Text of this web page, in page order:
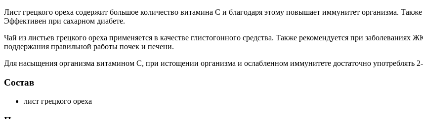
Лист грецкого ореха содержит большое количество витамина C и благодаря этому повышает иммунитет организма.
Эффективен при сахарном диабете.
Чай из листьев грецкого ореха применяется в качестве глистогонного средства. Также рекомендуется при заболеваниях
поддержания правильной работы почек и печени.
Для насыщения организма витамином С, при истощении организма и ослабленном иммунитете достаточно употреблять 2-
Состав
лист грецкого ореха